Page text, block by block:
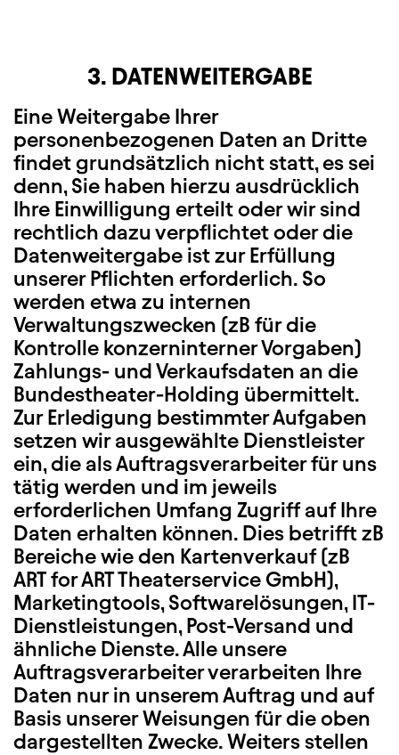
3. DATENWEITERGABE
Eine Weitergabe Ihrer
personenbezogenen Daten an Dritte
findet grundsätzlich nicht statt, es sei
denn, Sie haben hierzu ausdrücklich
Ihre Einwilligung erteilt oder wir sind
rechtlich dazu verpflichtet oder die
Datenweitergabe ist zur Erfüllung
unserer Pflichten erforderlich. So
werden etwa zu internen
Verwaltungszwecken (zB für die
Kontrolle konzerninterner Vorgaben)
Zahlungs- und Verkaufsdaten an die
Bundestheater-Holding übermittelt.
Zur Erledigung bestimmter Aufgaben
setzen wir ausgewählte Dienstleister
ein, die als Auftragsverarbeiter für uns
tätig werden und im jeweils
erforderlichen Umfang Zugriff auf Ihre
Daten erhalten können. Dies betrifft zB
Bereiche wie den Kartenverkauf (zB
ART for ART Theaterservice GmbH),
Marketingtools, Softwarelösungen, IT-
Dienstleistungen, Post-Versand und
ähnliche Dienste. Alle unsere
Auftragsverarbeiter verarbeiten Ihre
Daten nur in unserem Auftrag und auf
Basis unserer Weisungen für die oben
dargestellten Zwecke. Weiters stellen